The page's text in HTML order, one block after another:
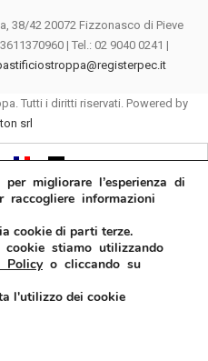
38/42 20072 Fizzonasco di Pieve
| Tel.: 02 9040 0241 |
Tutti i diritti riservati. Powered by
srl
migliorare l’esperienza di
informazioni
cookie di parti terze.
stiamo utilizzando
Policyo cliccando su
l'utilizzo dei cookie